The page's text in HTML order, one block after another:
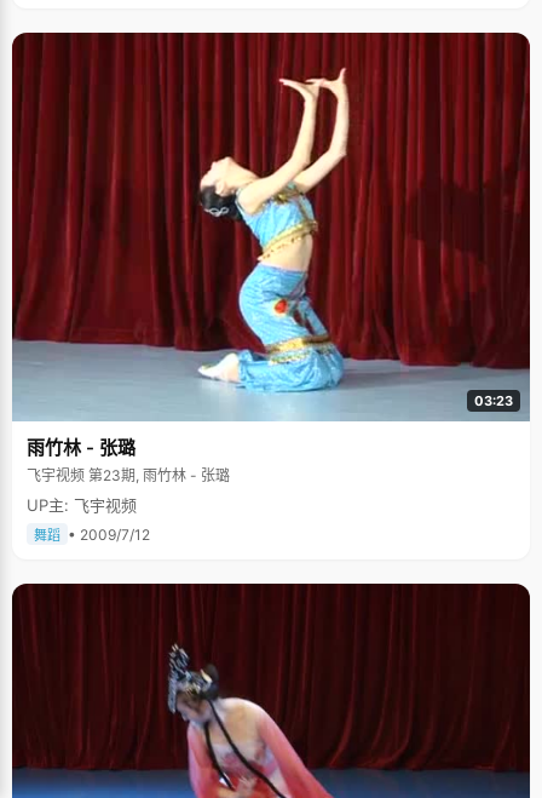
03:23
雨竹林 - 张璐
飞宇视频 第23期, 雨竹林 - 张璐
UP主: 飞宇视频
舞蹈 • 2009/7/12